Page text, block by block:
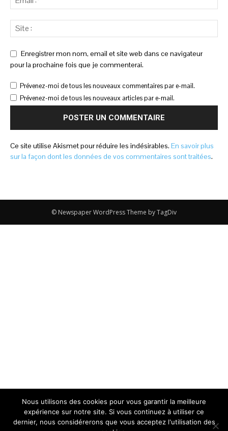
Enregistrer mon nom, email et site web dans ce navigateur
pour la prochaine fois que je commenterai.
Prévenez-moi de tous les nouveaux commentaires par e-mail.
Prévenez-moi de tous les nouveaux articles par e-mail.
Ce site utilise Akismet pour réduire les indésirables. En savoir plus
sur la façon dont les données de vos commentaires sont traitées.
© Newspaper WordPress Theme by TagDiv
Nous utilisons des cookies pour vous garantir la meilleure
expérience sur notre site. Si vous continuez à utiliser ce
dernier, nous considérerons que vous acceptez l'utilisation des